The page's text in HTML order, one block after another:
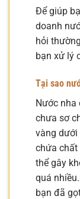
Để giúp
doanh
hỏi
bạn xử lý
Tại sao
Nước nha
chưa sơ
vàng dưới
chứa chất
thể gây
quá
bạn đã